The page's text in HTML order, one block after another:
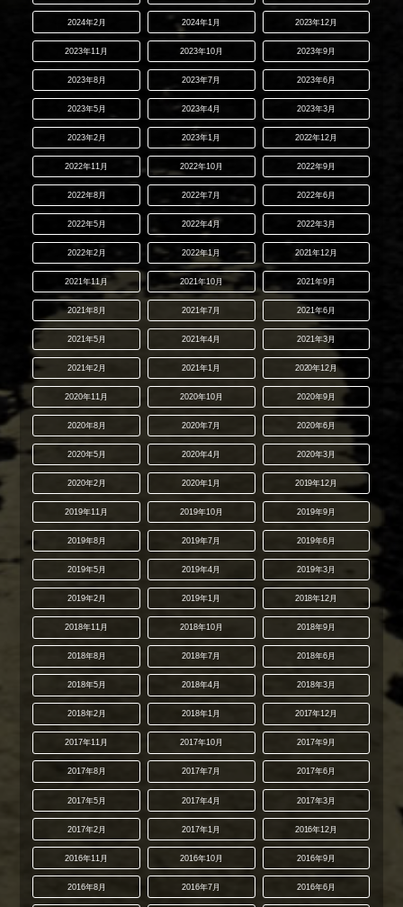
2024年2月 2024年1月 2023年12月
2023年11月 2023年10月 2023年9月
2023年8月 2023年7月 2023年6月
2023年5月 2023年4月 2023年3月
2023年2月 2023年1月 2022年12月
2022年11月 2022年10月 2022年9月
2022年8月 2022年7月 2022年6月
2022年5月 2022年4月 2022年3月
2022年2月 2022年1月 2021年12月
2021年11月 2021年10月 2021年9月
2021年8月 2021年7月 2021年6月
2021年5月 2021年4月 2021年3月
2021年2月 2021年1月 2020年12月
2020年11月 2020年10月 2020年9月
2020年8月 2020年7月 2020年6月
2020年5月 2020年4月 2020年3月
2020年2月 2020年1月 2019年12月
2019年11月 2019年10月 2019年9月
2019年8月 2019年7月 2019年6月
2019年5月 2019年4月 2019年3月
2019年2月 2019年1月 2018年12月
2018年11月 2018年10月 2018年9月
2018年8月 2018年7月 2018年6月
2018年5月 2018年4月 2018年3月
2018年2月 2018年1月 2017年12月
2017年11月 2017年10月 2017年9月
2017年8月 2017年7月 2017年6月
2017年5月 2017年4月 2017年3月
2017年2月 2017年1月 2016年12月
2016年11月 2016年10月 2016年9月
2016年8月 2016年7月 2016年6月